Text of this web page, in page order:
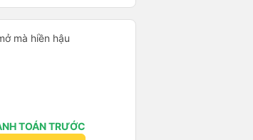
mà hiền hậu
TOÁN TRƯỚC